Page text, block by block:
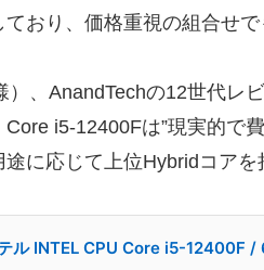
おり、価格重視の組合せ
）、AnandTechの12世代レ
i5-12400Fは”現実的で
に応じて上位Hybridコアを
ル INTEL CPU Core i5-12400F